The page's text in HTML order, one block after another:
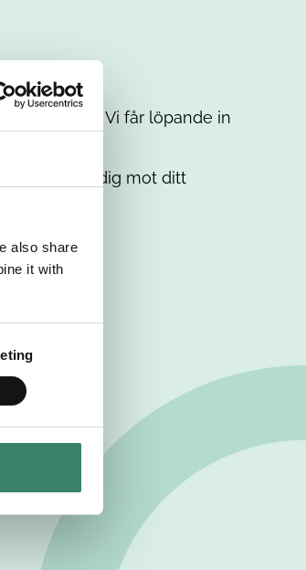
also share
it with
inte. Vi får löpande in
matchar vi dig mot ditt